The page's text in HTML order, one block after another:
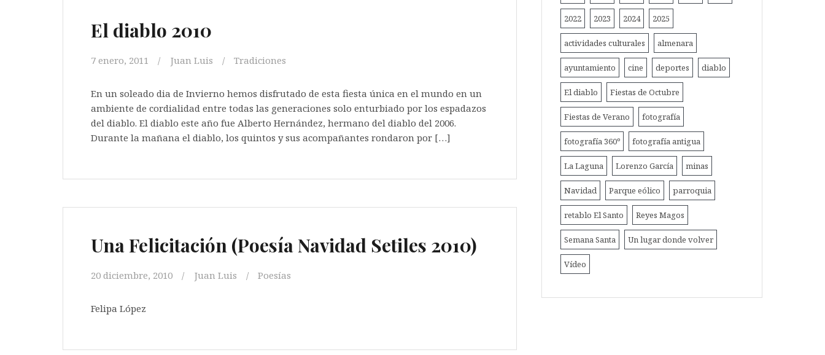
El diablo 2010
7 enero, 2011 Juan Luis Tradiciones
En un soleado dia de Invierno hemos disfrutado de esta fiesta única en el mundo en un
ambiente de cordialidad entre todas las generaciones solo enturbiado por los espadazos
del diablo. El diablo este año fue Alberto Hernández, hermano del diablo del 2006.
Durante la mañana el diablo, los quintos y sus acompañantes rondaron por […]
Una Felicitación (Poesía Navidad Setiles 2010)
20 diciembre, 2010 Juan Luis Poesías
Felipa López
2022 2023 2024 2025
actividades culturales almenara
ayuntamiento cine deportes diablo
El diablo Fiestas de Octubre
Fiestas de Verano fotografía
fotografía 360º fotografía antigua
La Laguna Lorenzo García minas
Navidad Parque eólico parroquia
retablo El Santo Reyes Magos
Semana Santa Un lugar donde volver
Vídeo